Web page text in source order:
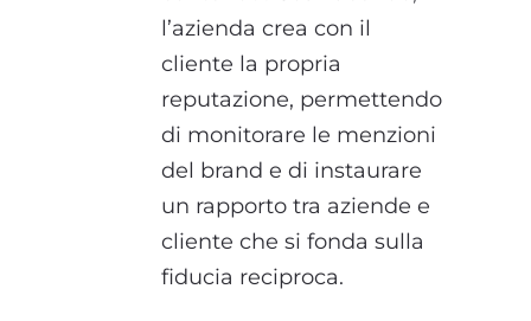
l’azienda crea con il
cliente la propria
reputazione, permettendo
di monitorare le menzioni
del brand e di instaurare
un rapporto tra aziende e
cliente che si fonda sulla
fiducia reciproca.